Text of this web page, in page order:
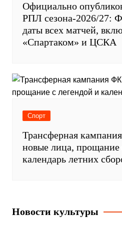
Официально
РПЛ сезона-2026/27:
даты всех матчей,
«Спартаком» и ЦСКА
Спорт
Трансферная
новые лица, прощание
календарь летних
Новости культуры